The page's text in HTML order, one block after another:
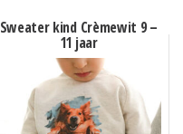
Sweater kind Crèmewit 9 –
11 jaar